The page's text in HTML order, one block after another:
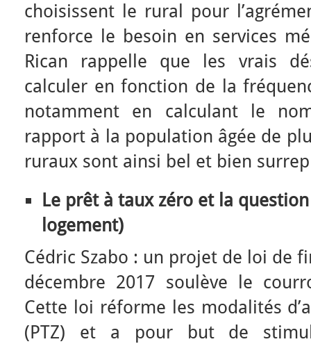
choisissent le rural pour
renforce le besoin en services
Rican rappelle que les vrais
calculer en fonction de la
notamment en calculant le
rapport à la population âgée de
ruraux sont ainsi bel et bien
Le prêt à taux zéro et la
logement)
Cédric Szabo : un projet de loi de
décembre 2017 soulève le
Cette loi réforme les modalités
(PTZ) et a pour but de